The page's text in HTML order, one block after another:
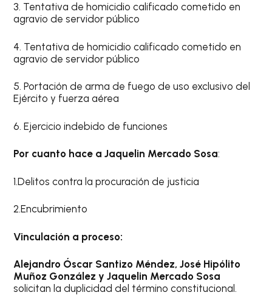
3. Tentativa de homicidio calificado cometido en
agravio de servidor público
4. Tentativa de homicidio calificado cometido en
agravio de servidor público
5. Portación de arma de fuego de uso exclusivo del
Ejército y fuerza aérea
6. Ejercicio indebido de funciones
Por cuanto hace a Jaquelin Mercado Sosa:
1.Delitos contra la procuración de justicia
2.Encubrimiento
Vinculación a proceso:
Alejandro Óscar Santizo Méndez, José Hipólito
Muñoz González y Jaquelin Mercado Sosa
solicitan la duplicidad del término constitucional.